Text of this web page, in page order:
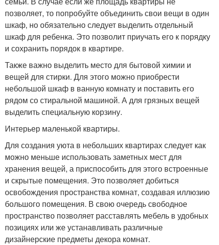
позволяет, то попробуйте объединить свои вещи в один
шкаф, но обязательно следует выделить отдельный
шкаф для ребенка. Это позволит приучать его к порядку
и сохранить порядок в квартире.
Также важно выделить место для бытовой химии и
вещей для стирки. Для этого можно приобрести
небольшой шкаф в ванную комнату и поставить его
рядом со стиральной машиной. А для грязных вещей
выделить специальную корзину.
Интерьер маленькой квартиры.
Для создания уюта в небольших квартирах следует как
можно меньше использовать заметных мест для
хранения вещей, а приспособить для этого встроенные
и скрытые помещения. Это позволяет добиться
освобождения пространства комнат, создавая иллюзию
большого помещения. В свою очередь свободное
пространство позволяет расставлять мебель в удобных
позициях или же устанавливать различные
дизайнерские предметы декора комнат.